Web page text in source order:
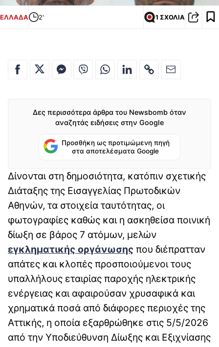
ΕΛΛΑΔΑ 2' 1 ΣΧΟΛΙΑ
Δες περισσότερα άρθρα του Newsbomb όταν
αναζητάς ειδήσεις στην Google
Προσθήκη ως προτιμώμενη πηγή
στα αποτελέσματα Google
Δίνονται στη δημοσιότητα, κατόπιν σχετικής
Διάταξης της Εισαγγελίας Πρωτοδικών
Αθηνών, τα στοιχεία ταυτότητας, οι
φωτογραφίες καθώς και η ασκηθείσα ποινική
δίωξη σε βάρος 7 ατόμων, μελών
εγκληματικής οργάνωσης που διέπρατταν
απάτες και κλοπές προσποιούμενοι τους
υπαλλήλους εταιρίας παροχής ηλεκτρικής
ενέργειας και αφαιρούσαν χρυσαφικά και
χρηματικά ποσά από διάφορες περιοχές της
Αττικής, η οποία εξαρθρώθηκε στις 5/5/2026
από την Υποδιεύθυνση Δίωξης και Εξιχνίασης